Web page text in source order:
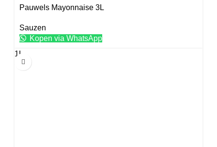
Pauwels Mayonnaise 3L
Sauzen
Kopen via WhatsApp
1L